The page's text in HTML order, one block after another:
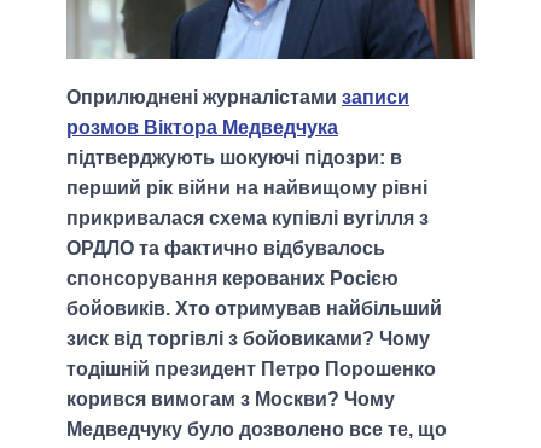
Оприлюднені журналістами записи
розмов Віктора Медведчука
підтверджують шокуючі підозри: в
перший рік війни на найвищому рівні
прикривалася схема купівлі вугілля з
ОРДЛО та фактично відбувалось
спонсорування керованих Росією
бойовиків. Хто отримував найбільший
зиск від торгівлі з бойовиками? Чому
тодішній президент Петро Порошенко
корився вимогам з Москви? Чому
Медведчуку було дозволено все те, що